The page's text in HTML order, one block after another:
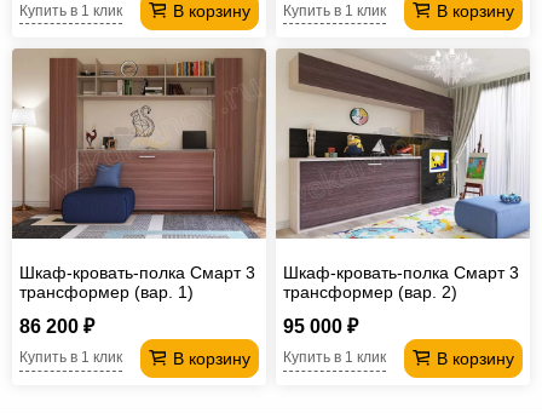
В корзину
Купить в 1 клик В корзину
Купить в 1 клик
Шкаф-кровать-полка Смарт 3
трансформер (вар. 1)
86 200 ₽
В корзину
Купить в 1 клик
Шкаф-кровать-полка Смарт 3
трансформер (вар. 2)
95 000 ₽
В корзину
Купить в 1 клик